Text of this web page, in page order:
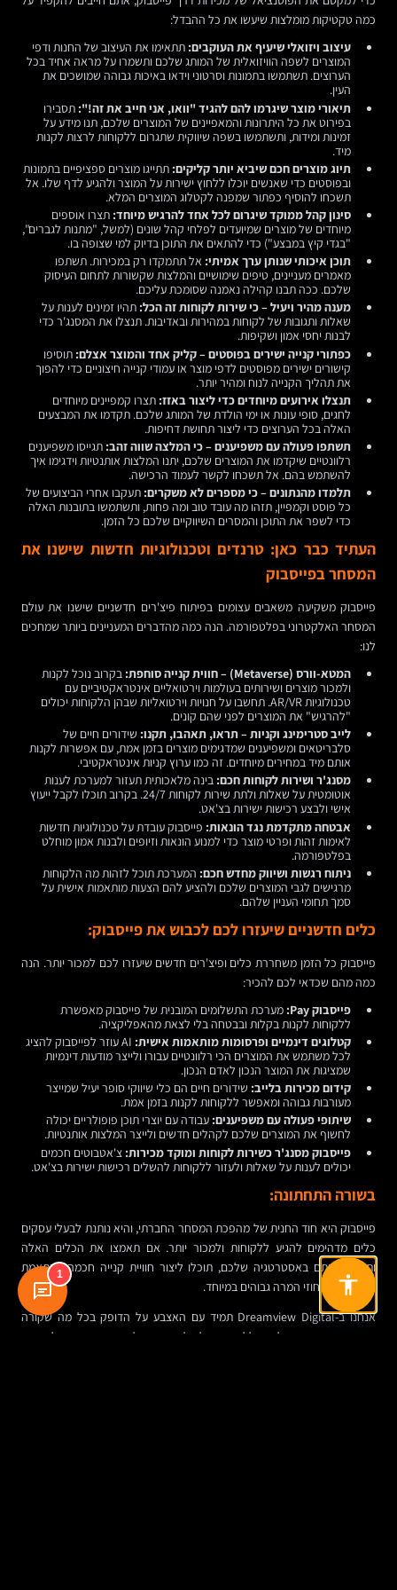
כמה טקטיקות מומלצות שיעשו את כל ההבדל:
עיצוב ויזואלי שיעיף את העוקבים: תתאימו את העיצוב של החנות ודפי
המוצרים לשפה הוויזואלית של המותג שלכם ותשמרו על מראה אחיד בכל
הערוצים. תשתמשו בתמונות וסרטוני וידאו באיכות גבוהה שמושכים את
העין.
תיאורי מוצר שיגרמו להם להגיד "וואו, אני חייב את זה!": תסבירו
בפירוט את כל היתרונות והמאפיינים של המוצרים שלכם, תנו מידע על
זמינות ומידות, ותשתמשו בשפה שיווקית שתגרום ללקוחות לרצות לקנות
מיד.
תיוג מוצרים חכם שיביא יותר קליקים: תתייגו מוצרים ספציפיים בתמונות
ובפוסטים כדי שאנשים יוכלו ללחוץ ישירות על המוצר ולהגיע לדף שלו. אל
תשכחו להוסיף כפתור שמפנה לקטלוג המוצרים המלא.
סינון קהל ממוקד שיגרום לכל אחד להרגיש מיוחד: תצרו אוספים
מיוחדים של מוצרים שמיועדים לפלחי קהל שונים (למשל, "מתנות לגברים",
"בגדי קיץ במבצע") כדי להתאים את התוכן בדיוק למי שצופה בו.
תוכן איכותי שנותן ערך אמיתי: אל תתמקדו רק במכירות. תשתפו
מאמרים מעניינים, טיפים שימושיים והמלצות שקשורות לתחום העיסוק
שלכם. ככה תבנו קהילה נאמנה שסומכת עליכם.
מענה מהיר ויעיל – כי שירות לקוחות זה הכל: תהיו זמינים לענות על
שאלות ותגובות של לקוחות במהירות ובאדיבות. תנצלו את המסנג'ר כדי
לבנות יחסי אמון ושקיפות.
כפתורי קנייה ישירים בפוסטים – קליק אחד והמוצר אצלם: תוסיפו
קישורים ישירים מפוסטים לדפי מוצר או עמודי קנייה חיצוניים כדי להפוך
את תהליך הקנייה לנוח ומהיר יותר.
תנצלו אירועים מיוחדים כדי ליצור באזז: תצרו קמפיינים מיוחדים
לחגים, סופי עונות או ימי הולדת של המותג שלכם. תקדמו את המבצעים
האלה בכל הערוצים כדי ליצור תחושת דחיפות.
תשתפו פעולה עם משפיענים – כי המלצה שווה זהב: תגייסו משפיענים
רלוונטיים שיקדמו את המוצרים שלכם, יתנו המלצות אותנטיות וידגימו איך
להשתמש בהם. אל תשכחו לקשר לעמוד הרכישה.
תלמדו מהנתונים – כי מספרים לא משקרים: תעקבו אחרי הביצועים של
כל פוסט וקמפיין, תזהו מה עובד טוב ומה פחות, ותשתמשו בתובנות האלה
כדי לשפר את התוכן והמסרים השיווקיים שלכם כל הזמן.
העתיד כבר כאן: טרנדים וטכנולוגיות חדשות שישנו את
המסחר בפייסבוק
פייסבוק משקיעה משאבים עצומים בפיתוח פיצ'רים חדשניים שישנו את עולם
המסחר האלקטרוני בפלטפורמה. הנה כמה מהדברים המעניינים ביותר שמחכים
לנו:
המטא-וורס (Metaverse) – חווית קנייה סוחפת:
בקרוב נוכל לקנות
ולמכור מוצרים ושירותים בעולמות וירטואליים אינטראקטיביים עם
טכנולוגיות AR/VR. תחשבו על חנויות וירטואליות שבהן הלקוחות יכולים
"להרגיש" את המוצרים לפני שהם קונים.
לייב סטרימינג וקניות – תראו, תאהבו, תקנו: שידורים חיים של
סלבריטאים ומשפיענים שמדגימים מוצרים בזמן אמת, עם אפשרות לקנות
אותם מיד במחירים מיוחדים. זה כמו ערוץ קניות אינטראקטיבי.
מסנג'ר ושירות לקוחות חכם: בינה מלאכותית תעזור למערכת לענות
אוטומטית על שאלות ולתת שירות לקוחות 24/7. בקרוב תוכלו לקבל ייעוץ
אישי ולבצע רכישות ישירות בצ'אט.
אבטחה מתקדמת נגד הונאות: פייסבוק עובדת על טכנולוגיות חדשות
לאימות זהות ופרטי מוצר כדי למנוע הונאות וזיופים ולבנות אמון מוחלט
בפלטפורמה.
ניתוח רגשות ושיווק מחדש חכם: המערכת תוכל לזהות מה הלקוחות
מרגישים לגבי המוצרים שלכם ולהציע להם הצעות מותאמות אישית על
סמך תחומי העניין שלהם.
כלים חדשניים שיעזרו לכם לכבוש את פייסבוק:
פייסבוק כל הזמן משחררת כלים ופיצ'רים חדשים שיעזרו לכם למכור יותר. הנה
כמה מהם שכדאי לכם להכיר:
פייסבוק Pay:
מערכת התשלומים המובנית של פייסבוק מאפשרת
ללקוחות לקנות בקלות ובבטחה בלי לצאת מהאפליקציה.
קטלוגים דינמיים ופרסומות מותאמות אישית:
AI עוזר לפייסבוק להציג
לכל משתמש את המוצרים הכי רלוונטיים עבורו ולייצר מודעות דינמיות
שמציגות את המוצר הנכון לאדם הנכון.
קידום מכירות בלייב: שידורים חיים הם כלי שיווקי סופר יעיל שמייצר
מעורבות גבוהה ומאפשר ללקוחות לקנות בזמן אמת.
שיתופי פעולה עם משפיענים: עבודה עם יוצרי תוכן פופולריים יכולה
לחשוף את המוצרים שלכם לקהלים חדשים ולייצר המלצות אותנטיות.
פייסבוק מסנג'ר כשירות לקוחות ומוקד מכירות: צ'אטבוטים חכמים
יכולים לענות על שאלות ולעזור ללקוחות להשלים רכישות ישירות בצ'אט.
בשורה התחתונה:
פייסבוק היא חוד החנית של מהפכת המסחר החברתי, והיא נותנת לבעלי עסקים
כלים מדהימים להגיע ללקוחות ולמכור יותר. אם תאמצו את הכלים האלה
ותשלבו אותם באסטרטגיה שלכם, תוכלו ליצור חוויית קנייה חכמה, מותאמת
אישית ועם אחוזי המרה גבוהים במיוחד.
אנחנו ב-Dreamview Digital תמיד עם האצבע על הדופק בכל מה שקורה
בפייסבוק, ואנחנו ממליצים ללקוחות שלנו להתעדכן כל הזמן בחידושים ולהטמיע
1